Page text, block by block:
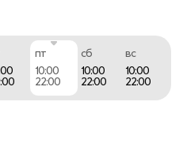
пт
10:00
22:00
сб
10:00
22:00
вс
10:00
22:00